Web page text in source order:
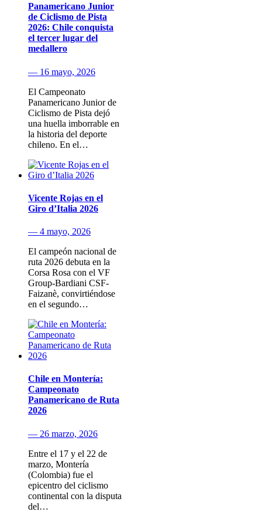
Panamericano Junior
de Ciclismo de Pista
2026: Chile conquista
el tercer lugar del
medallero
— 16 mayo, 2026
El Campeonato
Panamericano Junior de
Ciclismo de Pista dejó
una huella imborrable en
la historia del deporte
chileno. En el…
Vicente Rojas en el
Giro d’Italia 2026
— 4 mayo, 2026
El campeón nacional de
ruta 2026 debuta en la
Corsa Rosa con el VF
Group-Bardiani CSF-
Faizanè, convirtiéndose
en el segundo…
Chile en Montería:
Campeonato
Panamericano de Ruta
2026
— 26 marzo, 2026
Entre el 17 y el 22 de
marzo, Montería
(Colombia) fue el
epicentro del ciclismo
continental con la disputa
del…